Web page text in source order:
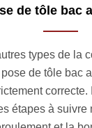
est
pour
bac acier. Ce
la